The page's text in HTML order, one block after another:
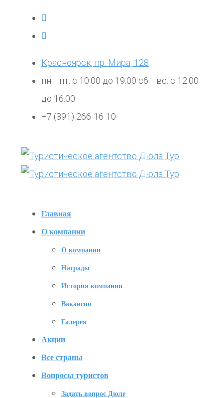
Красноярск, пр. Мира, 128
пн. - пт. с 10.00 до 19.00 сб. - вс. с 12.00
до 16.00
+7 (391) 266-16-10
Главная
О компании
О компании
Награды
История компании
Вакансии
Галерея
Акции
Все страны
Вопросы туристов
Задать вопрос Дюле